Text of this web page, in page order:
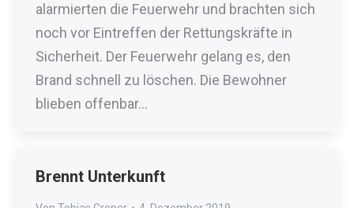
alarmierten die Feuerwehr und brachten sich
noch vor Eintreffen der Rettungskräfte in
Sicherheit. Der Feuerwehr gelang es, den
Brand schnell zu löschen. Die Bewohner
blieben offenbar…
Brennt Unterkunft